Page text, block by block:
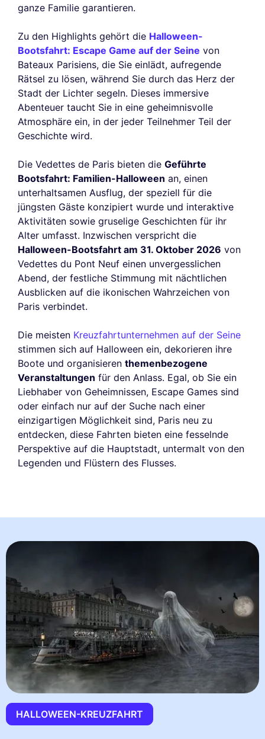
ganze Familie garantieren.
Zu den Highlights gehört die Halloween-
Bootsfahrt: Escape Game auf der Seine von
Bateaux Parisiens, die Sie einlädt, aufregende
Rätsel zu lösen, während Sie durch das Herz der
Stadt der Lichter segeln. Dieses immersive
Abenteuer taucht Sie in eine geheimnisvolle
Atmosphäre ein, in der jeder Teilnehmer Teil der
Geschichte wird.
Die Vedettes de Paris bieten die Geführte
Bootsfahrt: Familien-Halloween an, einen
unterhaltsamen Ausflug, der speziell für die
jüngsten Gäste konzipiert wurde und interaktive
Aktivitäten sowie gruselige Geschichten für ihr
Alter umfasst. Inzwischen verspricht die
Halloween-Bootsfahrt am 31. Oktober 2026 von
Vedettes du Pont Neuf einen unvergesslichen
Abend, der festliche Stimmung mit nächtlichen
Ausblicken auf die ikonischen Wahrzeichen von
Paris verbindet.
Die meisten Kreuzfahrtunternehmen auf der Seine
stimmen sich auf Halloween ein, dekorieren ihre
Boote und organisieren themenbezogene
Veranstaltungen für den Anlass. Egal, ob Sie ein
Liebhaber von Geheimnissen, Escape Games sind
oder einfach nur auf der Suche nach einer
einzigartigen Möglichkeit sind, Paris neu zu
entdecken, diese Fahrten bieten eine fesselnde
Perspektive auf die Hauptstadt, untermalt von den
Legenden und Flüstern des Flusses.
HALLOWEEN-KREUZFAHRT